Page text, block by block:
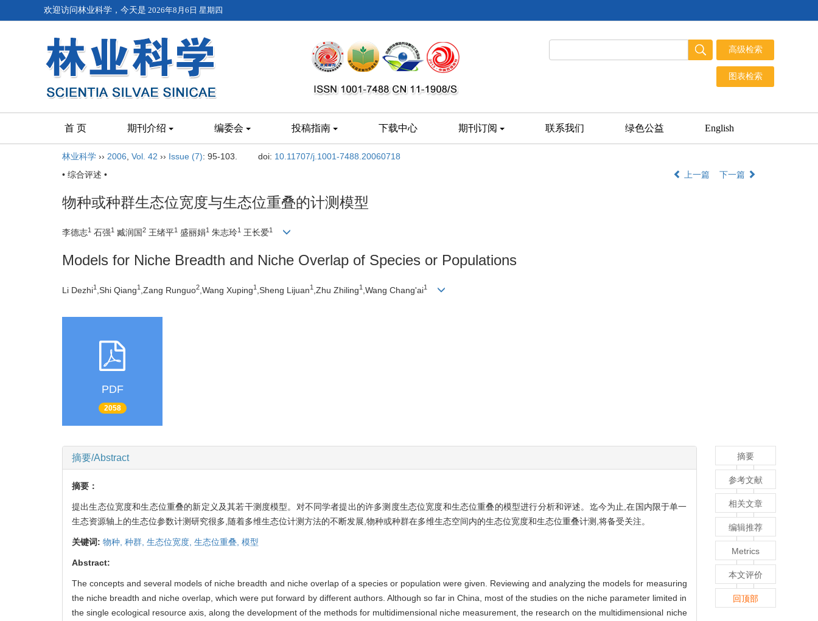
欢迎访问林业科学，今天是 2026年8月6日 星期四
首 页 期刊介绍 编委会 投稿指南 下载中心 期刊订阅 联系我们 绿色公益 English
林业科学 ›› 2006 Vol. 42 ›› Issue (7): 95-103. doi: 10.11707/j.1001-7488.20060718
• 综合评述 •
上一篇 下一篇
物种或种群生态位宽度与生态位重叠的计测模型
李德志1 石强1 臧润国2 王绪平1 盛丽娟1 朱志玲1 王长爱1
Models for Niche Breadth and Niche Overlap of Species or Populations
Li Dezhi1 ,Shi Qiang1 ,Zang Runguo2 ,Wang Xuping1 ,Sheng Lijuan1 ,Zhu Zhiling1 ,Wang Chang'ai1
PDF
2058
摘要/Abstract
摘要：
提出生态位宽度和生态位重叠的新定义及其若干测度模型。对不同学者提出的许多测度生态位宽度和生态位重叠的模型进行分析和评述。迄今为止,在国内限于单一
生态资源轴上的生态位参数计测研究很多,随着多维生态位计测方法的不断发展,物种或种群在多维生态空间内的生态位宽度和生态位重叠计测,将备受关注。
关键词: 物种, 种群, 生态位宽度, 生态位重叠, 模型
Abstract:
The concepts and several models of niche breadth and niche overlap of a species or population were given. Reviewing and analyzing the models for measuring
the niche breadth and niche overlap, which were put forward by different authors. Although so far in China, most of the studies on the niche parameter limited in
the single ecological resource axis, along the development of the methods for multidimensional niche measurement, the research on the multidimensional niche
摘要
参考文献
相关文章
编辑推荐
Metrics
本文评价
回顶部